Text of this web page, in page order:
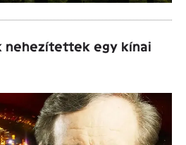
nehezítettek egy kínai